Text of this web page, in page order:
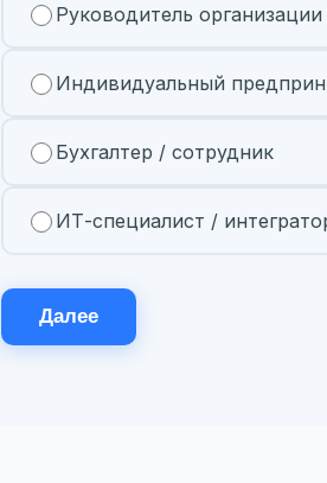
Руководитель
Индивидуальный
Бухгалтер / сотрудник
ИТ-специалист /
Далее